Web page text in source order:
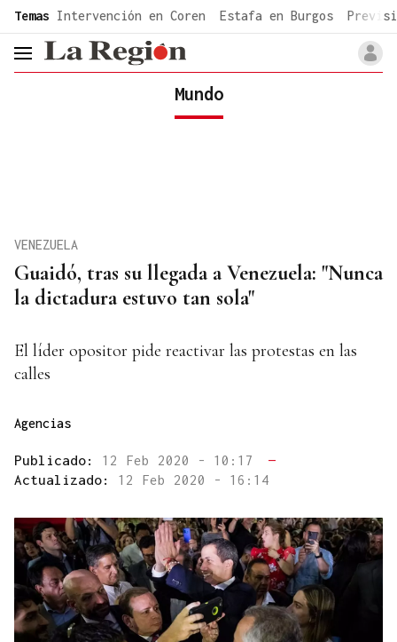
common.go-to-content
Temas Intervención en Coren Estafa en Burgos
header.menu.open
Mundo
Guaidó, tras su llegada a Venezuela: "Nunca
la dictadura estuvo tan sola"
VENEZUELA
El líder opositor pide reactivar las protestas en las
calles
Agencias
Publicado: 12 Feb 2020 - 10:17
—
Actualizado: 12 Feb 2020 - 16:14